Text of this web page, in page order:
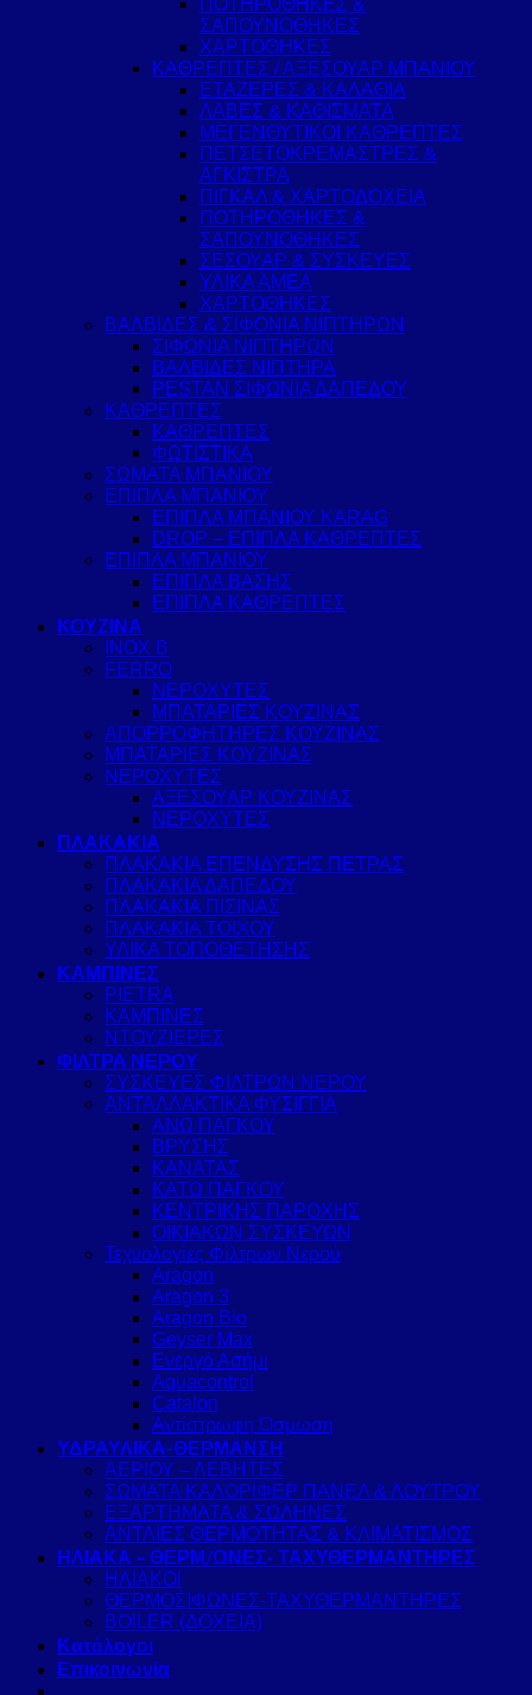
ΠΟΤΗΡΟΘΗΚΕΣ &
ΣΑΠΟΥΝΟΘΗΚΕΣ
ΧΑΡΤΟΘΗΚΕΣ
ΚΑΘΡΕΠΤΕΣ / ΑΞΕΣΟΥΑΡ ΜΠΑΝΙΟΥ
ΕΤΑΖΕΡΕΣ & ΚΑΛΑΘΙΑ
ΛΑΒΕΣ & ΚΑΘΙΣΜΑΤΑ
ΜΕΓΕΝΘΥΤΙΚΟΙ ΚΑΘΡΕΠΤΕΣ
ΠΕΤΣΕΤΟΚΡΕΜΑΣΤΡΕΣ &
ΑΓΚΙΣΤΡΑ
ΠΙΓΚΑΛ & ΧΑΡΤΟΔΟΧΕΙΑ
ΠΟΤΗΡΟΘΗΚΕΣ &
ΣΑΠΟΥΝΟΘΗΚΕΣ
ΣΕΣΟΥΑΡ & ΣΥΣΚΕΥΕΣ
ΥΛΙΚΑ ΑΜΕΑ
ΧΑΡΤΟΘΗΚΕΣ
ΒΑΛΒΙΔΕΣ & ΣΙΦΟΝΙΑ ΝΙΠΤΗΡΩΝ
ΣΙΦΩΝΙΑ ΝΙΠΤΗΡΩΝ
ΒΑΛΒΙΔΕΣ ΝΙΠΤΗΡΑ
PESTAN ΣΙΦΩΝΙΑ ΔΑΠΕΔΟΥ
ΚΑΘΡΕΠΤΕΣ
ΚΑΘΡΕΠΤΕΣ
ΦΩΤΙΣΤΙΚΑ
ΣΩΜΑΤΑ ΜΠΑΝΙΟΥ
ΕΠΙΠΛΑ ΜΠΑΝΙΟΥ
ΕΠΙΠΛΑ ΜΠΑΝΙΟΥ KARAG
DROP – ΕΠΙΠΛΑ ΚΑΘΡΕΠΤΕΣ
ΕΠΙΠΛΑ ΜΠΑΝΙΟΥ
ΕΠΙΠΛΑ ΒΑΣΗΣ
ΕΠΙΠΛΑ ΚΑΘΡΕΠΤΕΣ
ΚΟΥΖΙΝΑ
INOX B
FERRO
ΝΕΡΟΧΥΤΕΣ
ΜΠΑΤΑΡΙΕΣ ΚΟΥΖΙΝΑΣ
ΑΠΟΡΡΟΦΗΤΗΡΕΣ ΚΟΥΖΙΝΑΣ
ΜΠΑΤΑΡΙΕΣ ΚΟΥΖΙΝΑΣ
ΝΕΡΟΧΥΤΕΣ
ΑΞΕΣΟΥΑΡ ΚΟΥΖΙΝΑΣ
ΝΕΡΟΧΥΤΕΣ
ΠΛΑΚΑΚΙΑ
ΠΛΑΚΑΚΙΑ ΕΠΕΝΔΥΣΗΣ ΠΕΤΡΑΣ
ΠΛΑΚΑΚΙΑ ΔΑΠΕΔΟΥ
ΠΛΑΚΑΚΙΑ ΠΙΣΙΝΑΣ
ΠΛΑΚΑΚΙΑ ΤΟΙΧΟΥ
ΥΛΙΚΑ ΤΟΠΟΘΕΤΗΣΗΣ
ΚΑΜΠΙΝΕΣ
PIETRA
ΚΑΜΠΙΝΕΣ
ΝΤΟΥΖΙΕΡΕΣ
ΦΙΛΤΡΑ ΝΕΡΟΥ
ΣΥΣΚΕΥΕΣ ΦΙΛΤΡΩΝ ΝΕΡΟΥ
ΑΝΤΑΛΛΑΚΤΙΚΑ ΦΥΣΙΓΓΙΑ
ΑΝΩ ΠΑΓΚΟΥ
ΒΡΥΣΗΣ
ΚΑΝΑΤΑΣ
ΚΑΤΩ ΠΑΓΚΟΥ
ΚΕΝΤΡΙΚΗΣ ΠΑΡΟΧΗΣ
ΟΙΚΙΑΚΩΝ ΣΥΣΚΕΥΩΝ
Τεχνολογίες Φίλτρων Νερού
Aragon
Aragon 3
Aragon Bio
Geyser Max
Ενεργό Ασήμι
Aquacontrol
Catalon
Αντίστρωφη Όσμωση
ΥΔΡΑΥΛΙΚΑ-ΘΕΡΜΑΝΣΗ
ΑΕΡΙΟΥ – ΛΕΒΗΤΕΣ
ΣΩΜΑΤΑ ΚΑΛΟΡΙΦΕΡ ΠΑΝΕΛ & ΛΟΥΤΡΟΥ
ΕΞΑΡΤΗΜΑΤΑ & ΣΩΛΗΝΕΣ
ΑΝΤΛΙΕΣ ΘΕΡΜΟΤΗΤΑΣ & ΚΛΙΜΑΤΙΣΜΟΣ
ΗΛΙΑΚΑ – ΘΕΡΜ/ΩΝΕΣ- ΤΑΧΥΘΕΡΜΑΝΤΗΡΕΣ
ΗΛΙΑΚΟΙ
ΘΕΡΜΟΣΙΦΩΝΕΣ-ΤΑΧΥΘΕΡΜΑΝΤΗΡΕΣ
BOILER (ΔΟΧΕΙΑ)
Κατάλογοι
Επικοινωνία